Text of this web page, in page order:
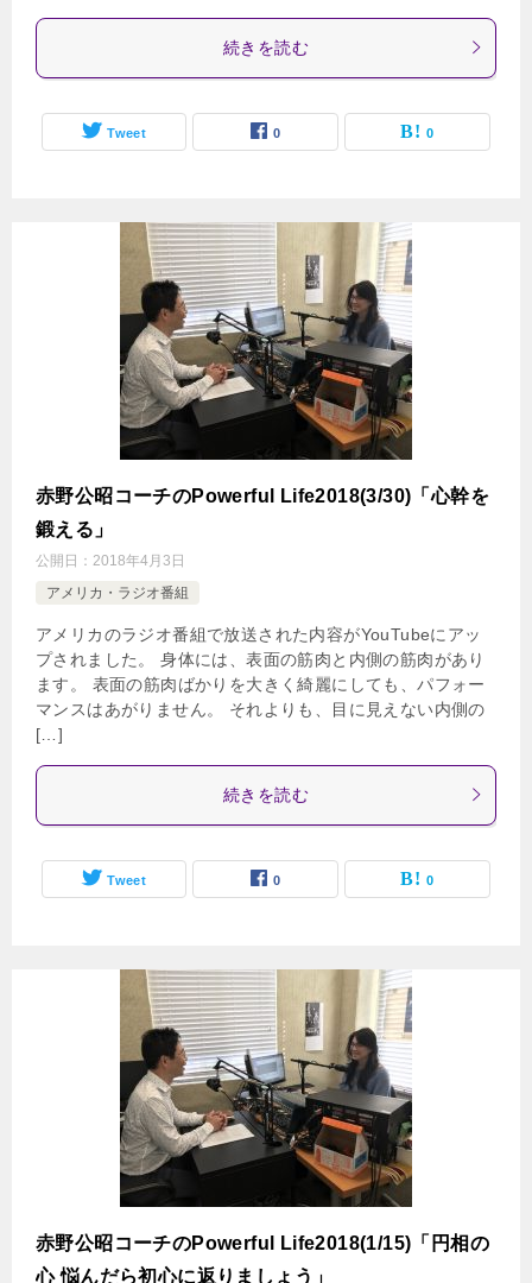
続きを読む
Tweet 0 0
赤野公昭コーチのPowerful Life2018(3/30)「心幹を
鍛える」
公開日： 2018年4月3日
アメリカ・ラジオ番組
アメリカのラジオ番組で放送された内容がYouTubeにアッ
プされました。 身体には、表面の筋肉と内側の筋肉があり
ます。 表面の筋肉ばかりを大きく綺麗にしても、パフォー
マンスはあがりません。 それよりも、目に見えない内側の
[…]
続きを読む
Tweet 0 0
赤野公昭コーチのPowerful Life2018(1/15)「円相の
心 悩んだら初心に返りましょう」